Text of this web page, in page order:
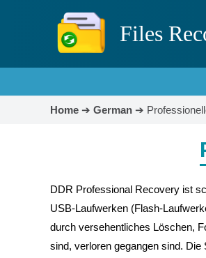
Files
Home➔ German➔
DDR Professional Recovery ist
USB-Laufwerken (Flash-
durch versehentliches Löschen,
sind, verloren gegangen sind.